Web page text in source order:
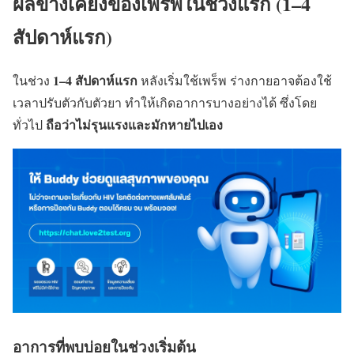
สัปดาห์แรก)
ในช่วง 1–4 สัปดาห์แรก หลังเริ่มใช้เพร็พ ร่างกายอาจต้องใช้
เวลาปรับตัวกับตัวยา ทำให้เกิดอาการบางอย่างได้ ซึ่งโดย
ทั่วไป ถือว่าไม่รุนแรงและมักหายไปเอง
อาการที่พบบ่อยในช่วงเริ่มต้น